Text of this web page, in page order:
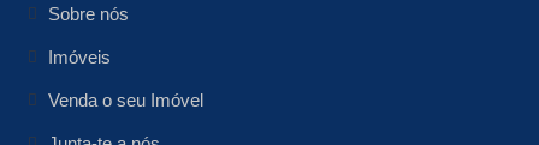
Sobre nós
Imóveis
Venda o seu Imóvel